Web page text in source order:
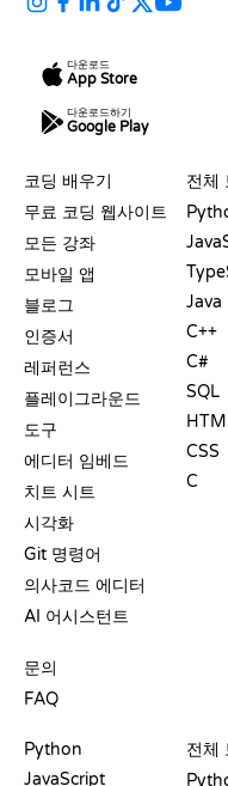
다운로드
App Store
다운로드하기
Google Play
코딩 배우기
무료 코딩 웹사이트
모든 강좌
모바일 앱
블로그
인증서
레퍼런스
플레이그라운드
도구
에디터 임베드
치트 시트
시각화
Git 명령어
의사코드 에디터
AI 어시스턴트
문의
FAQ
전체
Java
C++
C#
SQL
CSS
C
Python
JavaScript
전체